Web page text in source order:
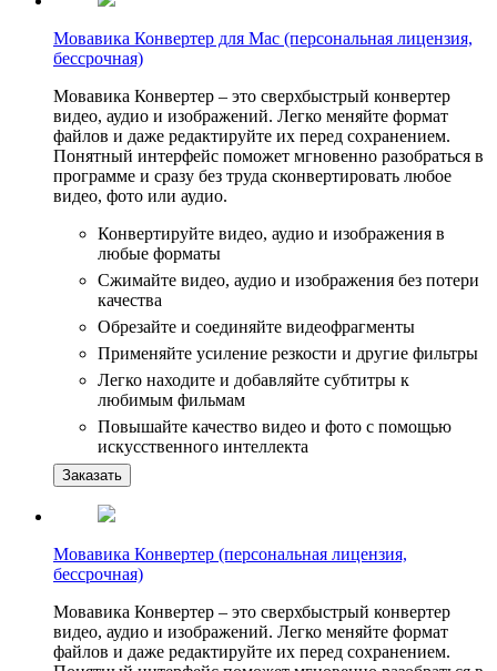
Мовавика Конвертер для Мас (персональная лицензия,
бессрочная)
Мовавика Конвертер – это сверхбыстрый конвертер
видео, аудио и изображений. Легко меняйте формат
файлов и даже редактируйте их перед сохранением.
Понятный интерфейс поможет мгновенно разобраться в
программе и сразу без труда сконвертировать любое
видео, фото или аудио.
Конвертируйте видео, аудио и изображения в
любые форматы
Сжимайте видео, аудио и изображения без потери
качества
Обрезайте и соединяйте видеофрагменты
Применяйте усиление резкости и другие фильтры
Легко находите и добавляйте субтитры к
любимым фильмам
Повышайте качество видео и фото с помощью
искусственного интеллекта
Заказать
Мовавика Конвертер (персональная лицензия,
бессрочная)
Мовавика Конвертер – это сверхбыстрый конвертер
видео, аудио и изображений. Легко меняйте формат
файлов и даже редактируйте их перед сохранением.